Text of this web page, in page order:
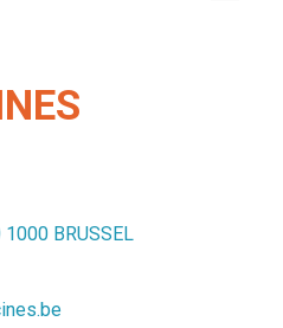
BRUSSEL